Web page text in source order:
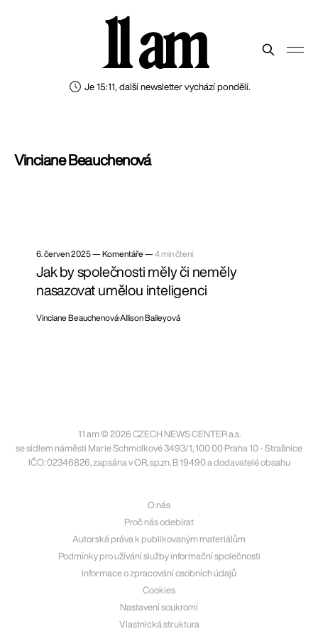
Je 15:11, další newsletter vychází pondělí.
11 am
Vinciane Beauchenová
6. červen 2025— Komentáře — 4 min čtení
Jak by společnosti měly či neměly
nasazovat umělou inteligenci
Vinciane BeauchenováAllison Baileyová
11 am © 2026 CZECH NEWS CENTER a.s.
se sídlem náměstí Marie Schmolkové 3493/1, 100 00 Praha 10 - Strašnice
IČO: 02346826, zapsána v OR, sp.zn. B 19490 a dodavatelé obsahu
O nás
Proč nás odebírat
Autorská práva k publikovaným materiálům
Podmínky pro užívání služby informační společnosti
Informace o zpracování osobních údajů
Cookies
Nastavení soukromí
Vlastnická struktura